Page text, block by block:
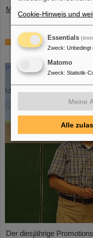
Mehr »
SPARC-
Stefan Dickopf
Der diesjährige
Cookie-Hinweis und
Essentials
Zweck: Unbedingt
Matomo
Zweck: Statistik-
Meine
Alle